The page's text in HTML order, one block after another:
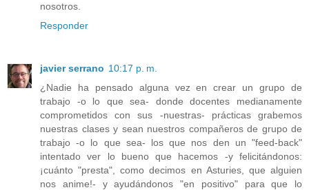
nosotros.
Responder
javier serrano 10:17 p. m.
¿Nadie ha pensado alguna vez en crear un grupo de
trabajo -o lo que sea- donde docentes medianamente
comprometidos con sus -nuestras- prácticas grabemos
nuestras clases y sean nuestros compañeros de grupo de
trabajo -o lo que sea- los que nos den un "feed-back"
intentado ver lo bueno que hacemos -y felicitándonos:
¡cuánto "presta", como decimos en Asturies, que alguien
nos anime!- y ayudándonos "en positivo" para que lo